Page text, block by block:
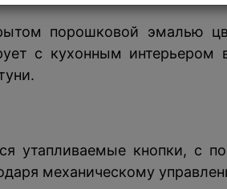
порошковой эмалью
с кухонным
утапливаемые кнопки,
механическому